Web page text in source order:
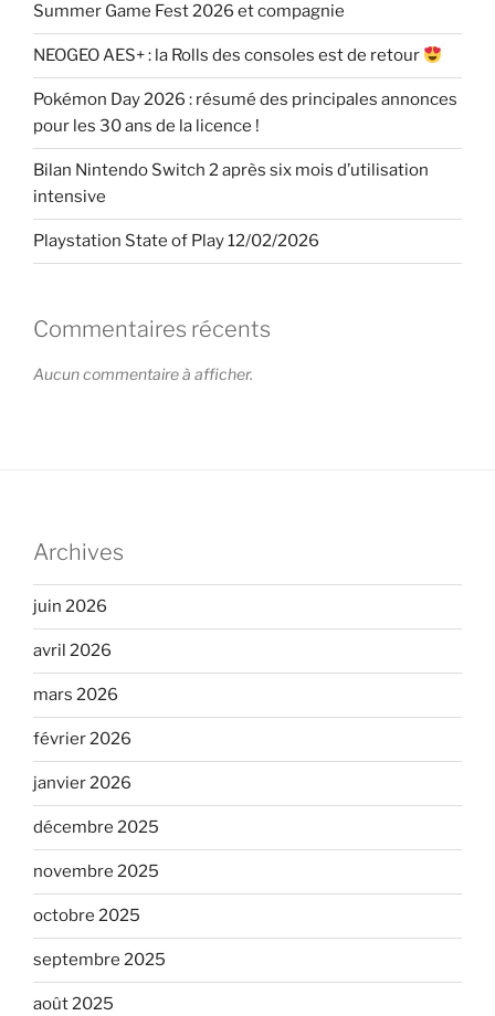
Summer Game Fest 2026 et compagnie
NEOGEO AES+ : la Rolls des consoles est de retour
Pokémon Day 2026 : résumé des principales annonces
pour les 30 ans de la licence !
Bilan Nintendo Switch 2 après six mois d’utilisation
intensive
Playstation State of Play 12/02/2026
Commentaires récents
Aucun commentaire à afficher.
Archives
juin 2026
avril 2026
mars 2026
février 2026
janvier 2026
décembre 2025
novembre 2025
octobre 2025
septembre 2025
août 2025